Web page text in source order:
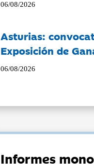
06/08/2026
Asturias:
Exposición de
06/08/2026
Informes